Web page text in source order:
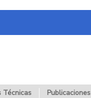
Técnicas Publicaciones